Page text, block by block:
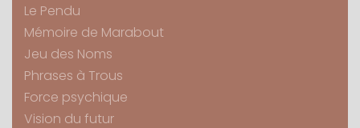
Le Pendu
Mémoire de Marabout
Jeu des Noms
Phrases à Trous
Force psychique
Vision du futur